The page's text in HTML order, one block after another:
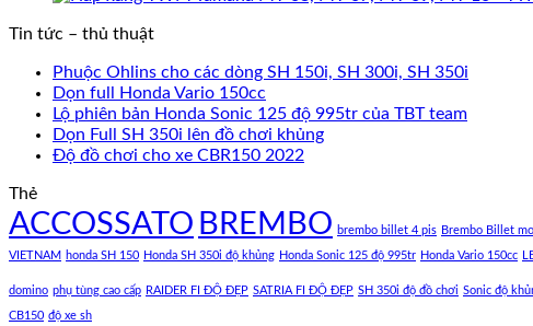
Tin tức – thủ thuật
Phuộc Ohlins cho các dòng SH 150i, SH 300i, SH 350i
Dọn full Honda Vario 150cc
Lộ phiên bản Honda Sonic 125 độ 995tr của TBT team
Dọn Full SH 350i lên đồ chơi khủng
Độ đồ chơi cho xe CBR150 2022
Thẻ
ACCOSSATO BREMBO brembo billet 4 pis Brembo Billet
VIETNAM honda SH 150 Honda SH 350i độ khủng Honda Sonic 125 độ 995tr Honda Vario 150cc
domino phụ tùng cao cấp RAIDER FI ĐỘ ĐẸP SATRIA FI ĐỘ ĐẸP SH 350i độ đồ chơi Sonic độ
CB150 độ xe sh